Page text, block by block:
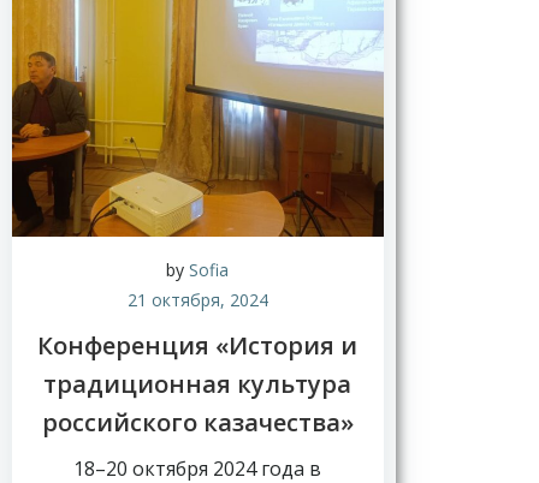
bySofia
21 октября, 2024
Конференция «История и
традиционная культура
российского казачества»
18–20 октября 2024 года в